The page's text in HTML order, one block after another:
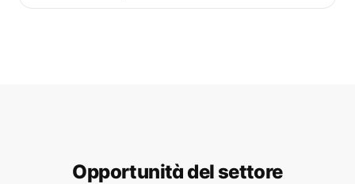
Opportunitàdel settore